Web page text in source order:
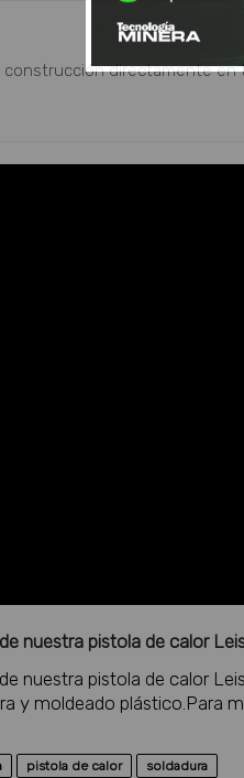
directamente en
nuestra pistola de calor
nuestra pistola de calor
y moldeado plástico.Para
pistola de calor soldadura